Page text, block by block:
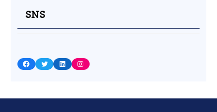
SNS
Facebook Twitter LinkedIn Instagram